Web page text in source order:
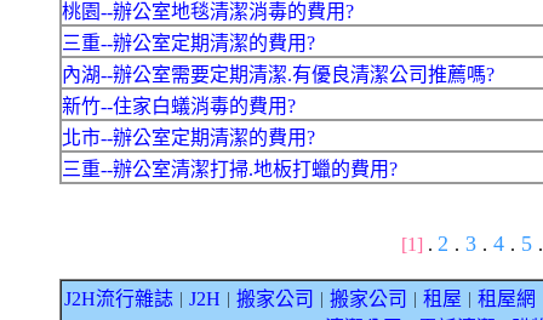
桃園--辦公室地毯清潔消毒的費用?
三重--辦公室定期清潔的費用?
內湖--辦公室需要定期清潔.有優良清潔公司推薦嗎?
新竹--住家白蟻消毒的費用?
北市--辦公室定期清潔的費用?
三重--辦公室清潔打掃.地板打蠟的費用?
[1] . 2 . 3 . 4 . 5 .
J2H流行雜誌 J2H 搬家公司 搬家公司 租屋 租屋網